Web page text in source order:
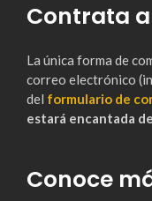
Contrata
La única forma de
correo electrónico
del formulario de
estará encantada
Conoce